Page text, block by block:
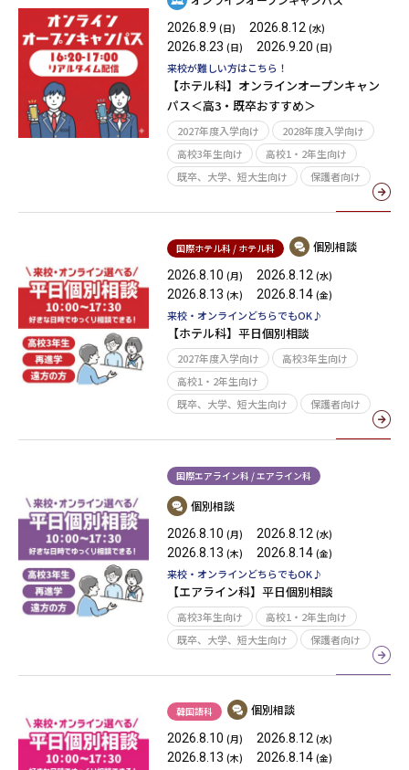
2026.8.9 (日) 2026.8.12 (水)
2026.8.23 (日) 2026.9.20 (日)
来校が難しい方はこちら！
【ホテル科】オンラインオープンキャン
パス＜高3・既卒おすすめ＞
2027年度入学向け
2028年度入学向け
高校3年生向け
高校1・2年生向け
既卒、大学、短大生向け
保護者向け
国際ホテル科 / ホテル科 個別相談
2026.8.10 (月) 2026.8.12 (水)
2026.8.13 (木) 2026.8.14 (金)
来校・オンラインどちらでもOK♪
【ホテル科】平日個別相談
2027年度入学向け
高校3年生向け
高校1・2年生向け
既卒、大学、短大生向け
保護者向け
国際エアライン科 / エアライン科
個別相談
2026.8.10 (月) 2026.8.12 (水)
2026.8.13 (木) 2026.8.14 (金)
来校・オンラインどちらでもOK♪
【エアライン科】平日個別相談
高校3年生向け
高校1・2年生向け
既卒、大学、短大生向け
保護者向け
韓国語科 個別相談
2026.8.10 (月) 2026.8.12 (水)
2026.8.13 (木) 2026.8.14 (金)